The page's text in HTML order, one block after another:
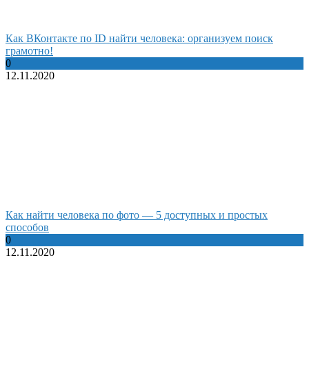
Как ВКонтакте по ID найти человека: организуем поиск
грамотно!
0
12.11.2020
Как найти человека по фото — 5 доступных и простых
способов
0
12.11.2020